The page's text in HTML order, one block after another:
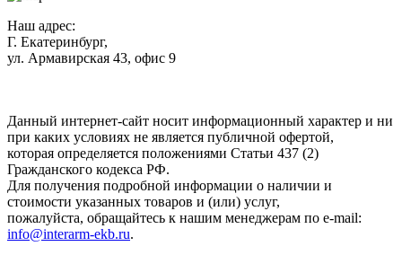
Наш адрес:
Г. Екатеринбург,
ул. Армавирская 43, офис 9
Данный интернет-сайт носит информационный характер и ни
при каких условиях не является публичной офертой,
которая определяется положениями Статьи 437 (2)
Гражданского кодекса РФ.
Для получения подробной информации о наличии и
стоимости указанных товаров и (или) услуг,
пожалуйста, обращайтесь к нашим менеджерам по e-mail:
info@interarm-ekb.ru.